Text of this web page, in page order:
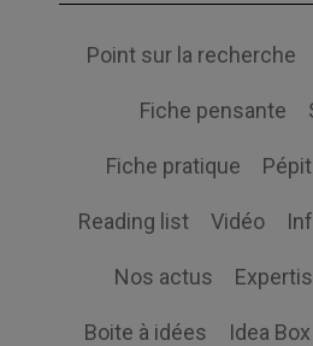
Point sur la recherche
Fiche pensante
Fiche pratique
Reading list Vidéo
Nos actus
Boite à idées Idea Box